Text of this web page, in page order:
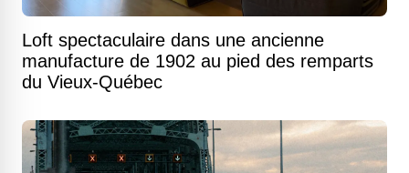
Loft spectaculaire dans une ancienne
manufacture de 1902 au pied des remparts
du Vieux-Québec